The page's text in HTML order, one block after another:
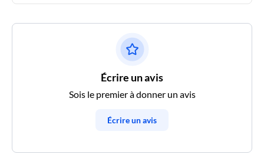
Écrire un avis
Sois le premier à donner un avis
Écrire un avis